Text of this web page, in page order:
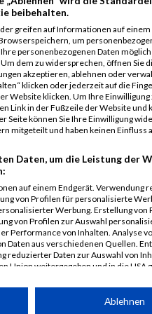
0000 GER
Omninet
0000 GER
Omninet
GmbH
0000 GER
Omninet
GmbH
0000 GER
Omninet
GmbH
= Kategorie Position, TPos =
beibehalten.
greifen auf Informationen auf einem
um
personenbezogenen Daten
dem zu widersprechen, öffnen Sie
akzeptieren, ablehnen oder
klicken oder jederzeit auf die
Website klicken. Um Ihre
Link in der Fußzeile der Website und
Seite können Sie Ihre Einwilligung
mitgeteilt und haben keinen Einfluss
Daten, um die Leistung der
auf einem Endgerät. Verwendung
von Profilen für personalisierte
Werbung. Erstellung von
von Profilen zur Auswahl
Performance von Inhalten. Analyse
Daten aus verschiedenen Quellen.
reduzierter Daten zur Auswahl von
Union weitergegeben und in die USA
Ablehnen